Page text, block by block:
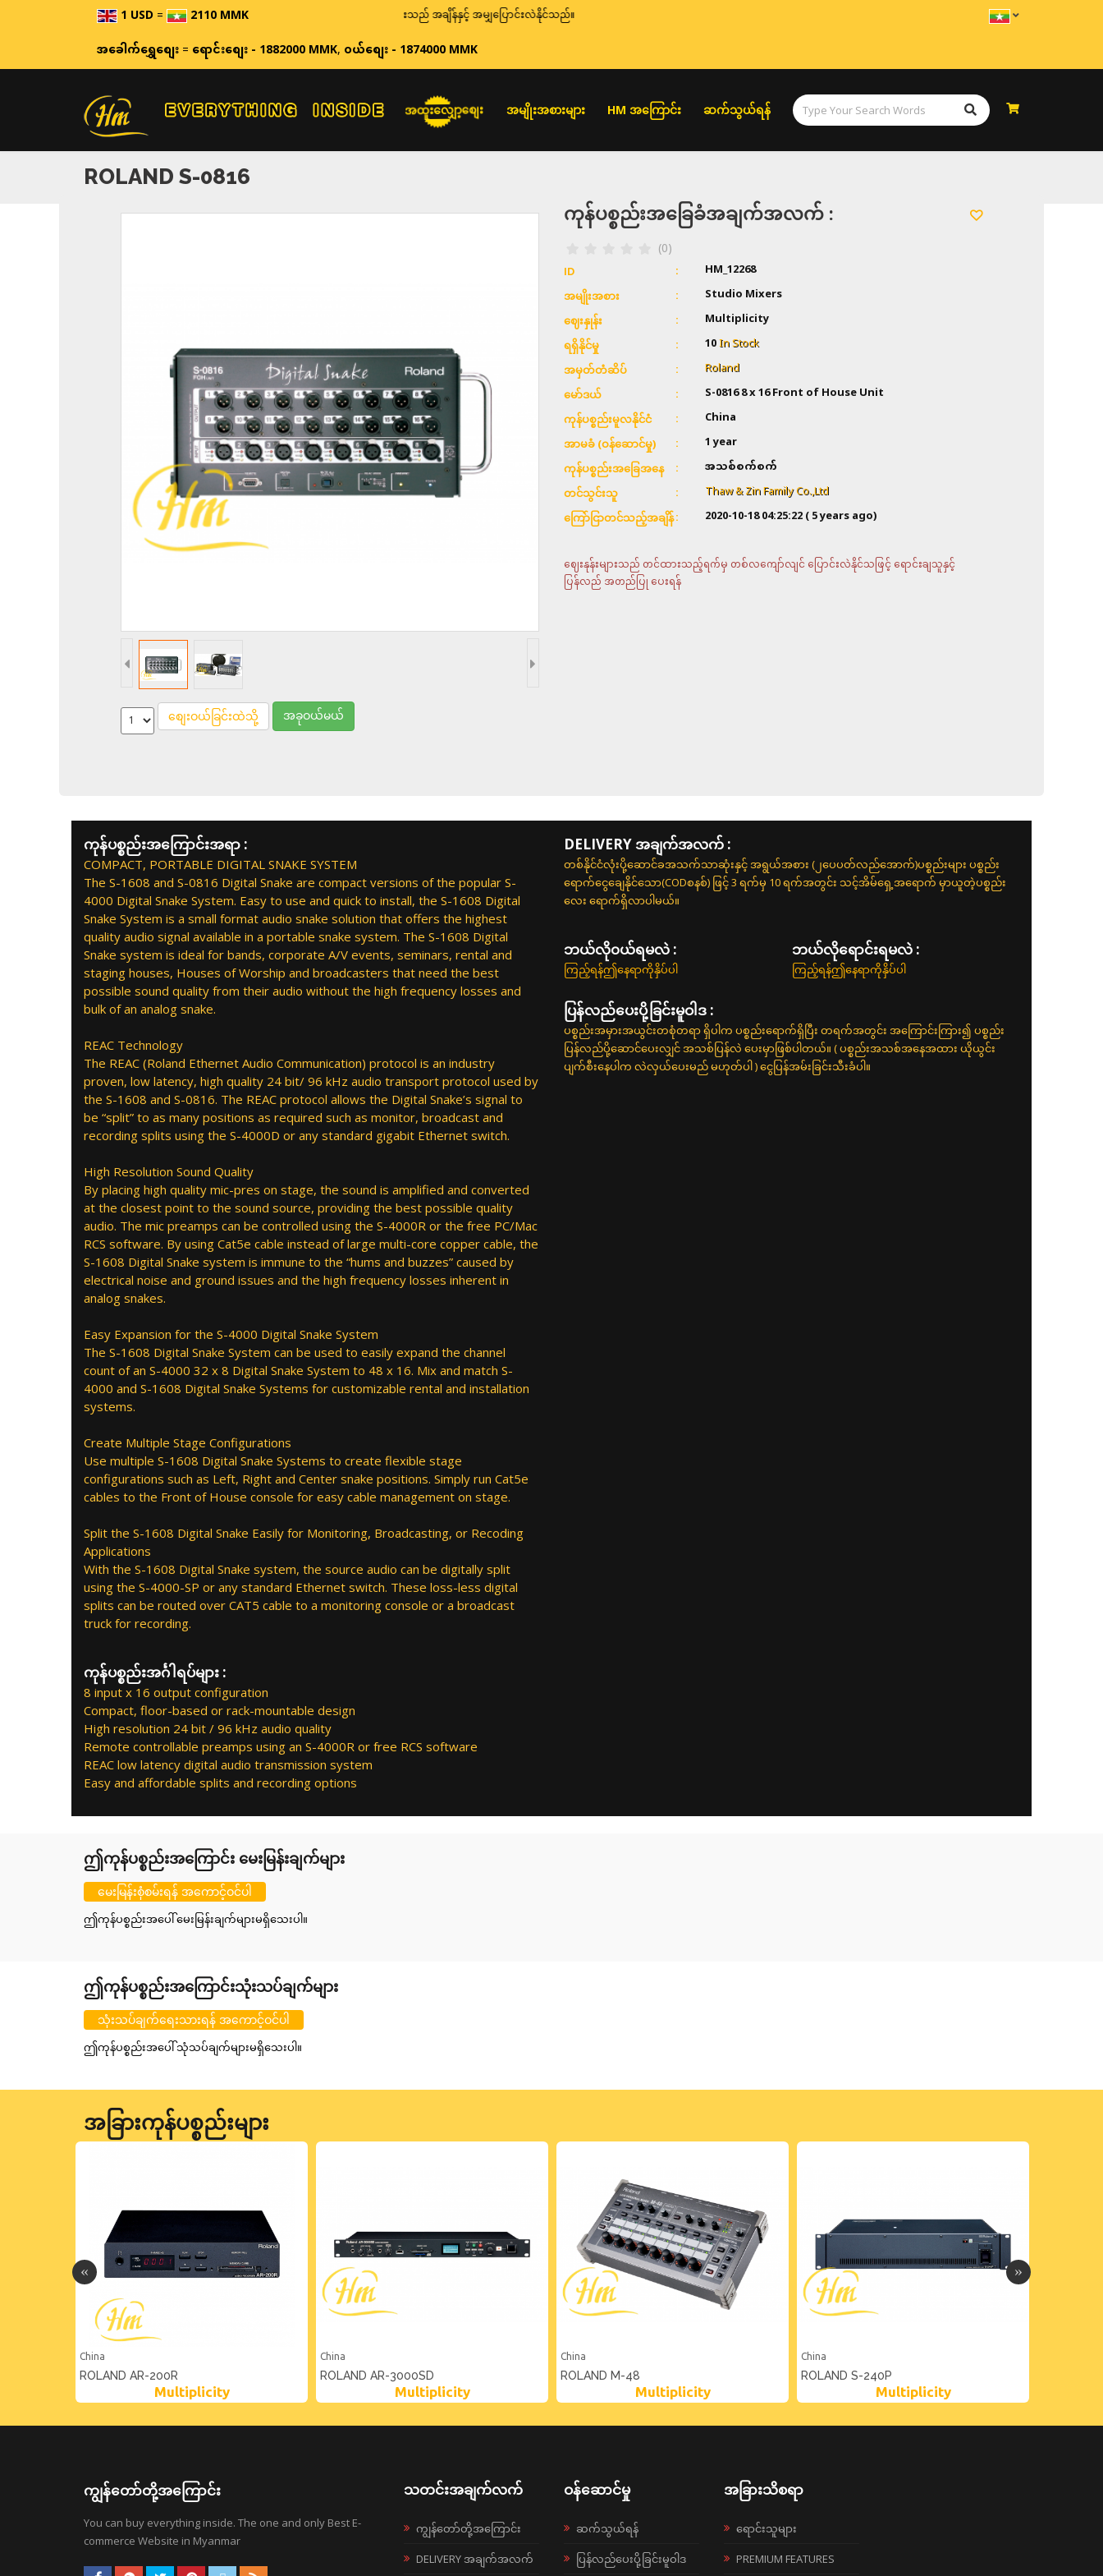
1 USD= 2110 MMK ဈေးနှုန်းများသည် အချိန်နှင့် အမျှပြောင်းလဲနိုင်သည်။
အခေါက်ရွှေစျေး=ရောင်းစျေး - 1882000 MMK,ဝယ်စျေး - 1874000 MMK
အထူးလျှော့စျေး အမျိုးအစားများ HM အကြောင်း ဆက်သွယ်ရန်
ROLAND S-0816
ကုန်ပစ္စည်းအခြေခံအချက်အလက် :
(0)
ID HM_12268
အမျိုးအစား Studio Mixers
ဈေးနှုန်း Multiplicity
ရရှိနိုင်မှု 10In Stock
အမှတ်တံဆိပ် Roland
မော်ဒယ် S-0816 8 x 16 Front of House Unit
ကုန်ပစ္စည်းမူလနိုင်ငံ China
အာမခံ (ဝန်ဆောင်မှု) 1 year
ကုန်ပစ္စည်းအခြေအနေ အသစ်စက်စက်
တင်သွင်းသူ Thaw & Zin Family Co.,Ltd
ကြော်ငြာတင်သည့်အချိန် 2020-10-18 04:25:22( 5 years ago)
ဈေးနုန်းများသည် တင်ထားသည့်ရက်မှ တစ်လကျော်လျင် ပြောင်းလဲနိုင်သဖြင့် ရောင်းချသူနှင့်
ပြန်လည် အတည်ပြု ပေးရန်
စျေးဝယ်ခြင်းထဲသို့ အခုဝယ်မယ်
ကုန်ပစ္စည်းအကြောင်းအရာ :
COMPACT, PORTABLE DIGITAL SNAKE SYSTEM
The S-1608 and S-0816 Digital Snake are compact versions of the popular S-
4000 Digital Snake System. Easy to use and quick to install, the S-1608 Digital
Snake System is a small format audio snake solution that offers the highest
quality audio signal available in a portable snake system. The S-1608 Digital
Snake system is ideal for bands, corporate A/V events, seminars, rental and
staging houses, Houses of Worship and broadcasters that need the best
possible sound quality from their audio without the high frequency losses and
bulk of an analog snake.
REAC Technology
The REAC (Roland Ethernet Audio Communication) protocol is an industry
proven, low latency, high quality 24 bit/ 96 kHz audio transport protocol used by
the S-1608 and S-0816. The REAC protocol allows the Digital Snake’s signal to
be “split” to as many positions as required such as monitor, broadcast and
recording splits using the S-4000D or any standard gigabit Ethernet switch.
High Resolution Sound Quality
By placing high quality mic-pres on stage, the sound is amplified and converted
at the closest point to the sound source, providing the best possible quality
audio. The mic preamps can be controlled using the S-4000R or the free PC/Mac
RCS software. By using Cat5e cable instead of large multi-core copper cable, the
S-1608 Digital Snake system is immune to the “hums and buzzes” caused by
electrical noise and ground issues and the high frequency losses inherent in
analog snakes.
Easy Expansion for the S-4000 Digital Snake System
The S-1608 Digital Snake System can be used to easily expand the channel
count of an S-4000 32 x 8 Digital Snake System to 48 x 16. Mix and match S-
4000 and S-1608 Digital Snake Systems for customizable rental and installation
systems.
Create Multiple Stage Configurations
Use multiple S-1608 Digital Snake Systems to create flexible stage
configurations such as Left, Right and Center snake positions. Simply run Cat5e
cables to the Front of House console for easy cable management on stage.
Split the S-1608 Digital Snake Easily for Monitoring, Broadcasting, or Recoding
Applications
With the S-1608 Digital Snake system, the source audio can be digitally split
using the S-4000-SP or any standard Ethernet switch. These loss-less digital
splits can be routed over CAT5 cable to a monitoring console or a broadcast
truck for recording.
ကုန်ပစ္စည်းအင်္ဂါရပ်များ :
8 input x 16 output configuration
Compact, floor-based or rack-mountable design
High resolution 24 bit / 96 kHz audio quality
Remote controllable preamps using an S-4000R or free RCS software
REAC low latency digital audio transmission system
Easy and affordable splits and recording options
DELIVERY အချက်အလက် :
တစ်နိုင်ငံလုံးပို့ဆောင်ခအသက်သာဆုံးနှင့် အရွယ်အစား (၂ပေပတ်လည်အောက်)ပစ္စည်းများ ပစ္စည်း
ရောက်ငွေချေနိုင်သော(CODစနစ်) ဖြင့် 3 ရက်မှ 10 ရက်အတွင်း သင့်အိမ်ရှေ့အရောက် မှာယူတဲ့ပစ္စည်း
လေး ရောက်ရှိလာပါမယ်။
ဘယ်လို၀ယ်ရမလဲ :
ကြည့်ရန်ဤနေရာကိုနှိပ်ပါ
ဘယ်လိုရောင်းရမလဲ :
ကြည့်ရန်ဤနေရာကိုနှိပ်ပါ
ပြန်လည်ပေးပို့ခြင်းမူဝါဒ :
ပစ္စည်းအမှားအယွင်းတစုံတရာ ရှိပါက ပစ္စည်းရောက်ရှိပြီး တရက်အတွင်း အကြောင်းကြား၍ ပစ္စည်း
ပြန်လည်ပို့ဆောင်ပေးလျှင် အသစ်ပြန်လဲ ပေးမှာဖြစ်ပါတယ်။ ( ပစ္စည်းအသစ်အနေအထား ယိုယွင်း
ပျက်စီးနေပါက လဲလှယ်ပေးမည် မဟုတ်ပါ ) ငွေပြန်အမ်းခြင်းသီးခံပါ။
ဤကုန်ပစ္စည်းအကြောင်း မေးမြန်းချက်များ
မေးမြန်းစုံစမ်းရန် အကောင့်ဝင်ပါ
ဤကုန်ပစ္စည်းအပေါ် မေးမြန်းချက်များမရှိသေးပါ။
ဤကုန်ပစ္စည်းအကြောင်းသုံးသပ်ချက်များ
သုံးသပ်ချက်ရေးသားရန် အကောင့်ဝင်ပါ
ဤကုန်ပစ္စည်းအပေါ် သုံသပ်ချက်များမရှိသေးပါ။
အခြားကုန်ပစ္စည်းများ
China
ROLAND AR-200R
Multiplicity
China
ROLAND AR-3000SD
Multiplicity
China
ROLAND M-48
Multiplicity
China
ROLAND S-240P
Multiplicity
ကျွန်တော်တို့အကြောင်း
You can buy everything inside. The one and only Best E-
commerce Website in Myanmar
သတင်းအချက်လက်
ကျွန်တော်တို့အကြောင်း
DELIVERY အချက်အလက်
ဝန်ဆောင်မှု
ဆက်သွယ်ရန်
ပြန်လည်ပေးပို့ခြင်းမူဝါဒ
အခြားသိစရာ
ရောင်းသူများ
PREMIUM FEATURES